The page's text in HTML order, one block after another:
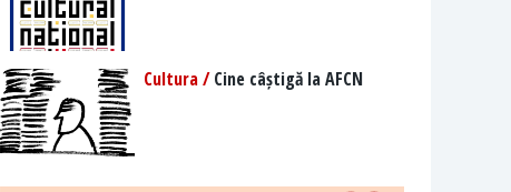
Cultura /Cine câștigă la AFCN